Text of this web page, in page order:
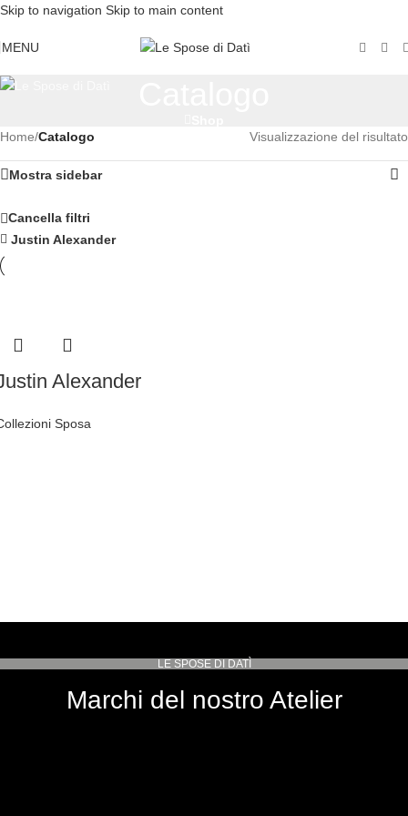
Skip to navigation Skip to main content
MENU
Home/Catalogo Visualizzazione del risultato
Mostra sidebar
Cancella filtri
Justin Alexander
Alexander
Sposa
LE SPOSE DI DATÌ
Marchi del nostro Atelier